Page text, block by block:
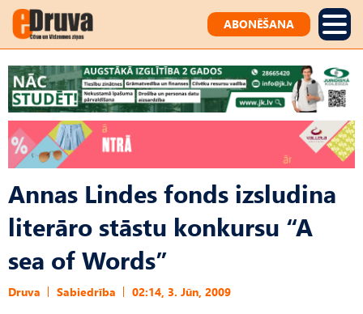
ABONĒŠANA
Annas Lindes fonds izsludina
literāro stāstu konkursu “A
sea of Words”
Druva Sabiedrība 02:14, 3. Jūn, 2009